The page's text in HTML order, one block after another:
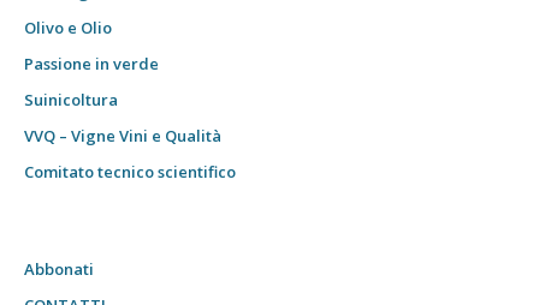
Olivo e Olio
Passione in verde
Suinicoltura
VVQ – Vigne Vini e Qualità
Comitato tecnico scientifico
Abbonati